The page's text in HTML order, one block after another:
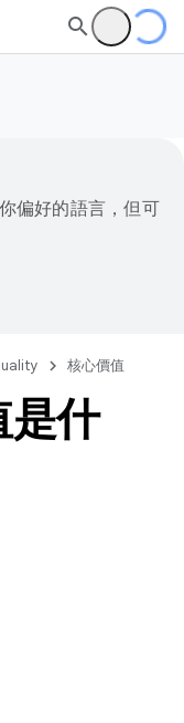
偏好的語言，但可
核心價值
是什